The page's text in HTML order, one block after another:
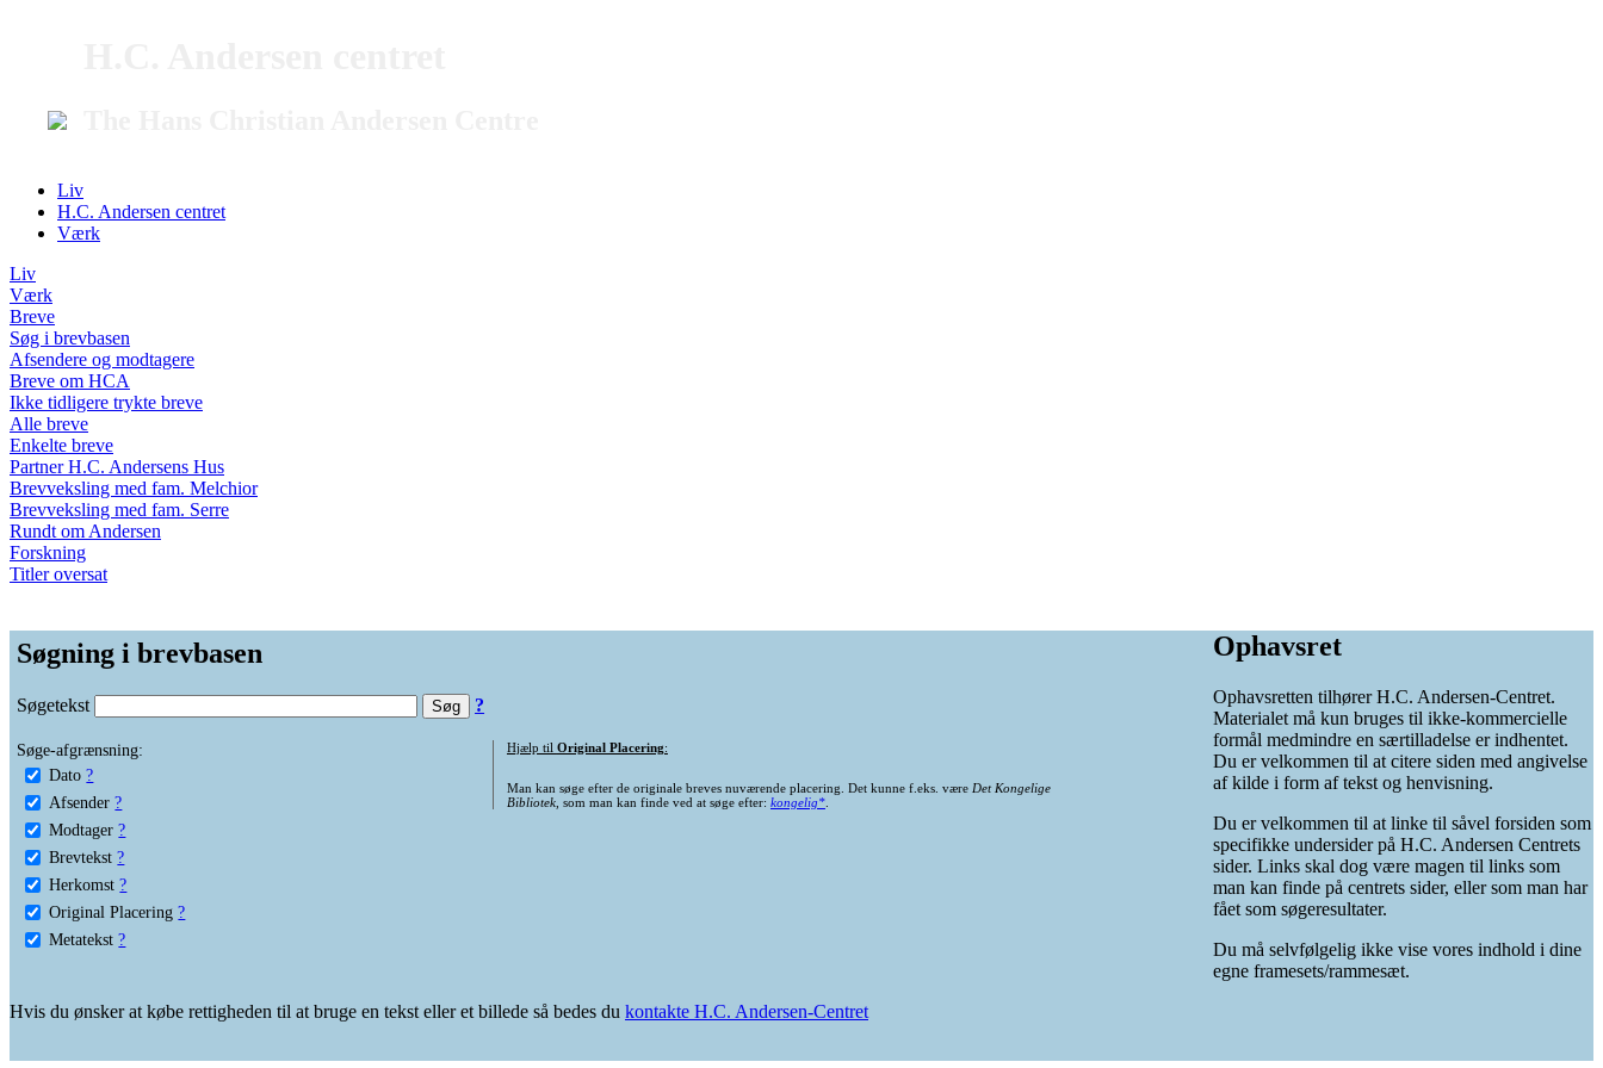
Liv
H.C. Andersen centret
Værk
Liv
Værk
Breve
Søg i brevbasen
Afsendere og modtagere
Breve om HCA
Ikke tidligere trykte breve
Alle breve
Enkelte breve
Partner H.C. Andersens Hus
Brevveksling med fam. Melchior
Brevveksling med fam. Serre
Rundt om Andersen
Forskning
Titler oversat
Søgning i brevbasen
Søgetekst ?
Søge-afgrænsning:
Dato ?
Afsender ?
Modtager ?
Brevtekst ?
Herkomst ?
Original Placering ?
Metatekst ?
Hjælp til Original Placering:
Man kan søge efter de originale breves nuværende placering. Det kunne f.eks. være Det Kongelige
Bibliotek, som man kan finde ved at søge efter: kongelig*.
Ophavsret
Ophavsretten tilhører H.C. Andersen-Centret.
Materialet må kun bruges til ikke-kommercielle
formål medmindre en særtilladelse er indhentet.
Du er velkommen til at citere siden med angivelse
af kilde i form af tekst og henvisning.
Du er velkommen til at linke til såvel forsiden som
specifikke undersider på H.C. Andersen Centrets
sider. Links skal dog være magen til links som
man kan finde på centrets sider, eller som man har
fået som søgeresultater.
Du må selvfølgelig ikke vise vores indhold i dine
egne framesets/rammesæt.
Hvis du ønsker at købe rettigheden til at bruge en tekst eller et billede så bedes du kontakte H.C. Andersen-Centret